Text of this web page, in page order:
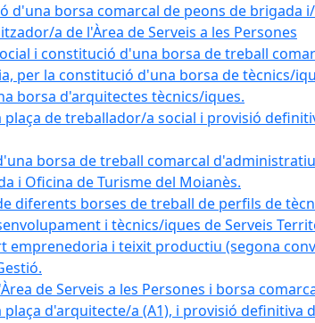
d'una borsa comarcal de peons de brigada
a de l'Àrea de Serveis a les Persones
i constitució d'una borsa de treball
per la constitució d'una borsa de tècnics/
borsa d'arquitectes tècnics/iques.
de treballador/a social i provisió
borsa de treball comarcal
i Oficina de Turisme del Moianès.
diferents borses de treball de perfils de
i tècnics/iques de Serveis
emprenedoria i teixit productiu (segona
de Serveis a les Persones i borsa
d'arquitecte/a (A1), i provisió definitiva